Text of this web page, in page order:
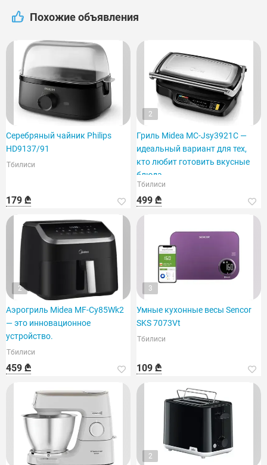
Похожие объявления
Серебряный чайник Philips
HD9137/91
Тбилиси
179 ₾
2
Гриль Midea MC-Jsy3921C —
идеальный вариант для тех,
кто любит готовить вкусные
блюда.
Тбилиси
499 ₾
2
Аэрогриль Midea MF-Cy85Wk2
— это инновационное
устройство.
Тбилиси
459 ₾
3
Умные кухонные весы Sencor
SKS 7073Vt
Тбилиси
109 ₾
2